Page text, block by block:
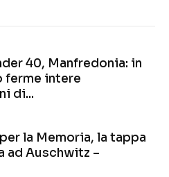
40, Manfredonia: in
ferme intere
di...
la Memoria, la tappa
ad Auschwitz –